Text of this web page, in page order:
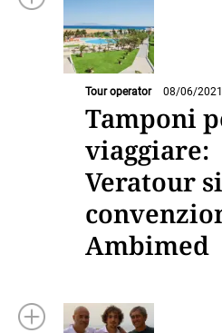
Tour operator 08/06/
Tamponi
viaggiare:
Veratour
Ambimed